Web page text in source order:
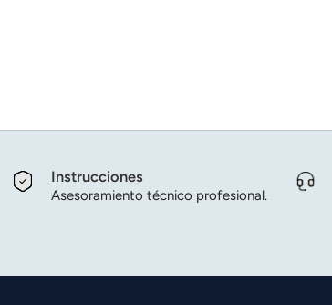
Instrucciones
Asesoramiento técnico profesional.